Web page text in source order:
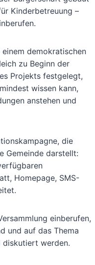
Kinderbetreuung –
demokratischen
zu Beginn der
Projekts festgelegt,
wissen kann,
anstehen und
die
Gemeinde darstellt:
Homepage, SMS-
einberufen,
und auf das Thema
diskutiert werden.